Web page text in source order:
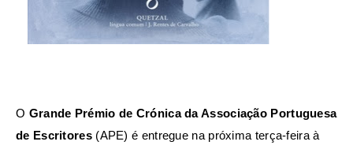
O Grande Prémio de Crónica da Associação Portuguesa
de Escritores(APE) é entregue na próxima terça-feira à